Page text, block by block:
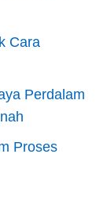
Cara
Perdalam
Proses